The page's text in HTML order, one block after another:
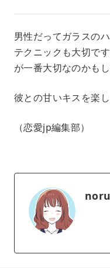
男性だってガラスの
テクニックも大切で
が一番大切なのかもし
彼との甘いキスを楽
（恋愛jp編集部）
noru